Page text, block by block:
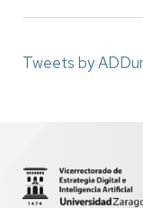
Tweets by